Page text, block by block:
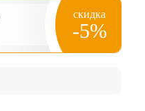
скидка
-5%